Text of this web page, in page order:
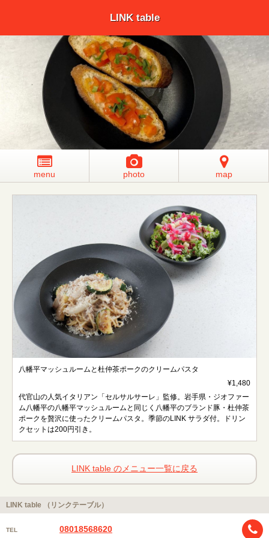
LINK table
menu photo map
八幡平マッシュルームと杜仲茶ポークのクリームパスタ
¥1,480
代官山の人気イタリアン「セルサルサーレ」監修。岩手県・ジオファー
ム八幡平の八幡平マッシュルームと同じく八幡平のブランド豚・杜仲茶
ポークを贅沢に使ったクリームパスタ。季節のLINK サラダ付。ドリン
クセットは200円引き。
LINK table のメニュー一覧に戻る
LINK table （リンクテーブル）
TEL 08018568620